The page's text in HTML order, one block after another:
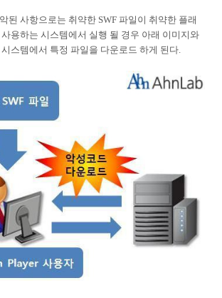
된 사항으로는 취약한 SWF 파일이 취약한 플래
용하는 시스템에서 실행 될 경우 아래 이미지와
스템에서 특정 파일을 다운로드 하게 된다.